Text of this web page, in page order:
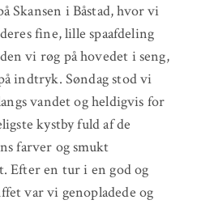
Skansen i Båstad, hvor vi
fine, lille spaafdeling
vi røg på hovedet i seng,
indtryk. Søndag stod vi
vandet og heldigvis for
kystby fuld af de
farver og smukt
Efter en tur i en god og
var vi genopladede og